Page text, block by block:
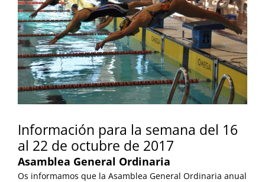
Información para la semana del 16
al 22 de octubre de 2017
Asamblea General Ordinaria
Os informamos que la Asamblea General Ordinaria anual